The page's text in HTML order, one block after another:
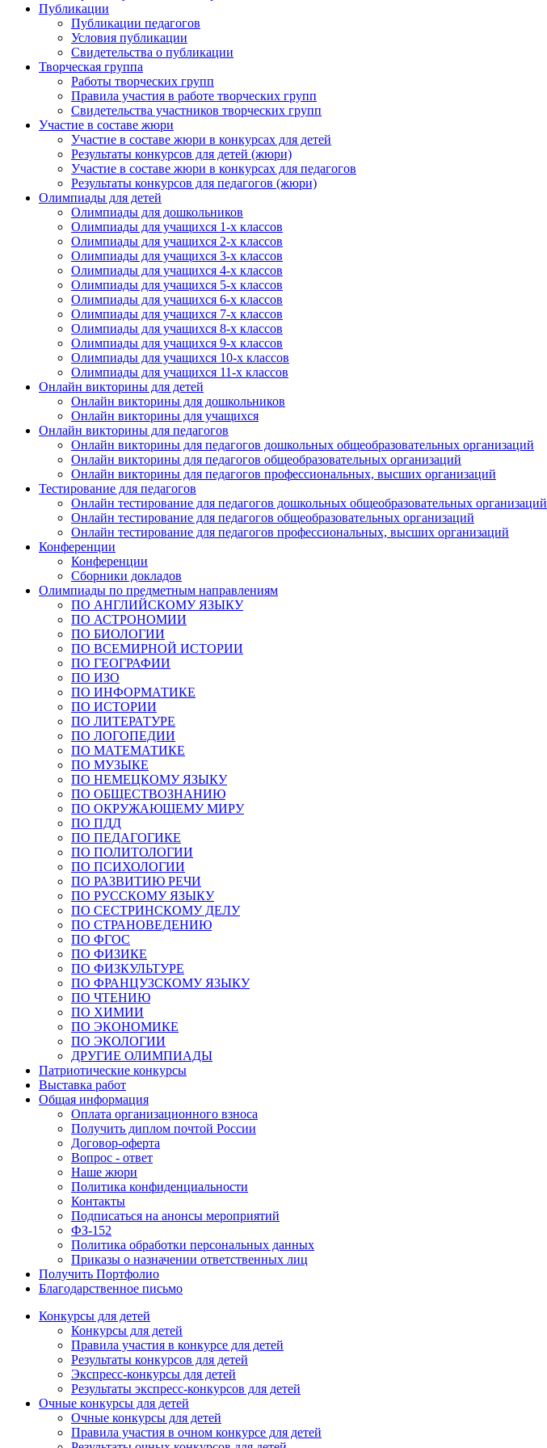
Публикации
Публикации педагогов
Условия публикации
Свидетельства о публикации
Творческая группа
Работы творческих групп
Правила участия в работе творческих групп
Свидетельства участников творческих групп
Участие в составе жюри
Участие в составе жюри в конкурсах для детей
Результаты конкурсов для детей (жюри)
Участие в составе жюри в конкурсах для педагогов
Результаты конкурсов для педагогов (жюри)
Олимпиады для детей
Олимпиады для дошкольников
Олимпиады для учащихся 1-х классов
Олимпиады для учащихся 2-х классов
Олимпиады для учащихся 3-х классов
Олимпиады для учащихся 4-х классов
Олимпиады для учащихся 5-х классов
Олимпиады для учащихся 6-х классов
Олимпиады для учащихся 7-х классов
Олимпиады для учащихся 8-х классов
Олимпиады для учащихся 9-х классов
Олимпиады для учащихся 10-х классов
Олимпиады для учащихся 11-х классов
Онлайн викторины для детей
Онлайн викторины для дошкольников
Онлайн викторины для учащихся
Онлайн викторины для педагогов
Онлайн викторины для педагогов дошкольных общеобразовательных организаций
Онлайн викторины для педагогов общеобразовательных организаций
Онлайн викторины для педагогов профессиональных, высших организаций
Тестирование для педагогов
Онлайн тестирование для педагогов дошкольных общеобразовательных организаций
Онлайн тестирование для педагогов общеобразовательных организаций
Онлайн тестирование для педагогов профессиональных, высших организаций
Конференции
Конференции
Сборники докладов
Олимпиады по предметным направлениям
ПО АНГЛИЙСКОМУ ЯЗЫКУ
ПО АСТРОНОМИИ
ПО БИОЛОГИИ
ПО ВСЕМИРНОЙ ИСТОРИИ
ПО ГЕОГРАФИИ
ПО ИЗО
ПО ИНФОРМАТИКЕ
ПО ИСТОРИИ
ПО ЛИТЕРАТУРЕ
ПО ЛОГОПЕДИИ
ПО МАТЕМАТИКЕ
ПО МУЗЫКЕ
ПО НЕМЕЦКОМУ ЯЗЫКУ
ПО ОБЩЕСТВОЗНАНИЮ
ПО ОКРУЖАЮЩЕМУ МИРУ
ПО ПДД
ПО ПЕДАГОГИКЕ
ПО ПОЛИТОЛОГИИ
ПО ПСИХОЛОГИИ
ПО РАЗВИТИЮ РЕЧИ
ПО РУССКОМУ ЯЗЫКУ
ПО СЕСТРИНСКОМУ ДЕЛУ
ПО СТРАНОВЕДЕНИЮ
ПО ФГОС
ПО ФИЗИКЕ
ПО ФИЗКУЛЬТУРЕ
ПО ФРАНЦУЗСКОМУ ЯЗЫКУ
ПО ЧТЕНИЮ
ПО ХИМИИ
ПО ЭКОНОМИКЕ
ПО ЭКОЛОГИИ
ДРУГИЕ ОЛИМПИАДЫ
Патриотические конкурсы
Выставка работ
Общая информация
Оплата организационного взноса
Получить диплом почтой России
Договор-оферта
Вопрос - ответ
Наше жюри
Политика конфиденциальности
Контакты
Подписаться на анонсы мероприятий
ФЗ-152
Политика обработки персональных данных
Приказы о назначении ответственных лиц
Получить Портфолио
Благодарственное письмо
Конкурсы для детей
Конкурсы для детей
Правила участия в конкурсе для детей
Результаты конкурсов для детей
Экспресс-конкурсы для детей
Результаты экспресс-конкурсов для детей
Очные конкурсы для детей
Очные конкурсы для детей
Правила участия в очном конкурсе для детей